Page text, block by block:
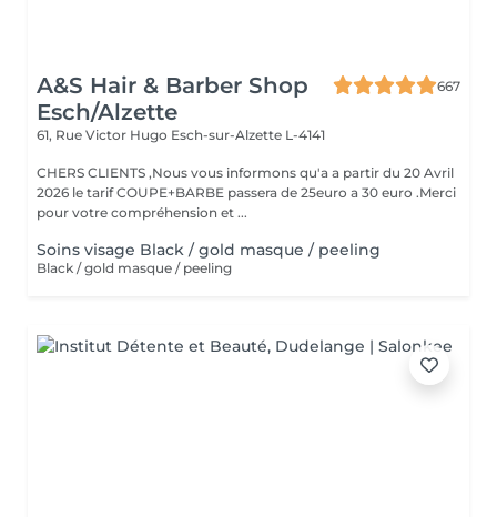
A&S Hair & Barber Shop
Esch/Alzette
667
61, Rue Victor Hugo Esch-sur-Alzette L-4141
CHERS CLIENTS ,Nous vous informons qu'a a partir du 20 Avril
2026 le tarif COUPE+BARBE passera de 25euro a 30 euro .Merci
pour votre compréhension et ...
Soins visage Black / gold masque / peeling
Black / gold masque / peeling